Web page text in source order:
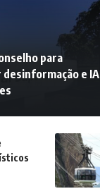
para
e IA